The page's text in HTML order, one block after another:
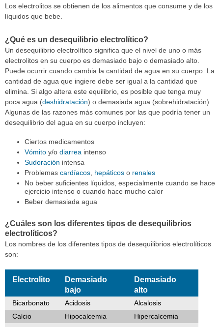
Los electrolitos se obtienen de los alimentos que consume y de los
líquidos que bebe.
¿Qué es un desequilibrio electrolítico?
Un desequilibrio electrolítico significa que el nivel de uno o más
electrolitos en su cuerpo es demasiado bajo o demasiado alto.
Puede ocurrir cuando cambia la cantidad de agua en su cuerpo. La
cantidad de agua que ingiere debe ser igual a la cantidad que
elimina. Si algo altera este equilibrio, es posible que tenga muy
poca agua (deshidratación) o demasiada agua (sobrehidratación).
Algunas de las razones más comunes por las que podría tener un
desequilibrio del agua en su cuerpo incluyen:
Ciertos medicamentos
Vómitoy/o diarrea intenso
Sudoración intensa
Problemas cardíacos, hepáticoso renales
No beber suficientes líquidos, especialmente cuando se hace
ejercicio intenso o cuando hace mucho calor
Beber demasiada agua
¿Cuáles son los diferentes tipos de desequilibrios
electrolíticos?
Los nombres de los diferentes tipos de desequilibrios electrolíticos
son:
Electrolito
Demasiado
bajo
Demasiado
alto
Bicarbonato Acidosis
Alcalosis
Calcio
Hipocalcemia
Hipercalcemia